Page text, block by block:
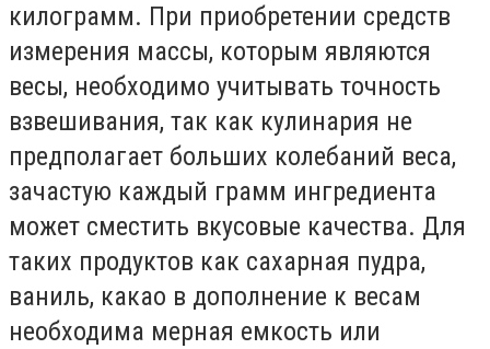
килограмм. При приобретении средств
измерения массы, которым являются
весы, необходимо учитывать точность
взвешивания, так как кулинария не
предполагает больших колебаний веса,
зачастую каждый грамм ингредиента
может сместить вкусовые качества. Для
таких продуктов как сахарная пудра,
ваниль, какао в дополнение к весам
необходима мерная емкость или